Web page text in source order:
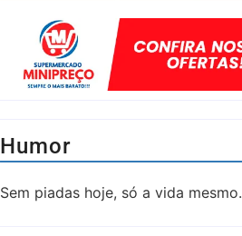
Humor
Sem piadas hoje, só a vida mesmo.